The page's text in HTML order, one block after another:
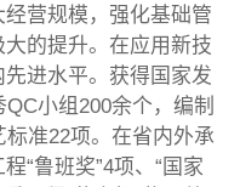
营规模，强化基础管
的提升。在应用新技
进水平。获得国家发
小组200余个，编制
准22项。在省内外承
“鲁班奖”4项、“国家